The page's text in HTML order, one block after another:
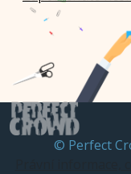
© Perfect